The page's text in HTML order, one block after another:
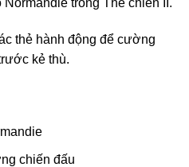
thẻ hành động để cường
kẻ thù.
chiến đấu